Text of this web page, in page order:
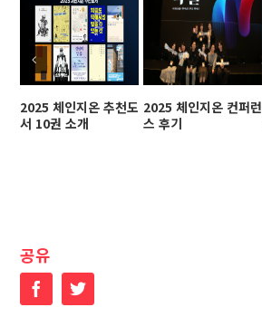
2025 체인지온 추천도
서 10권 소개
2025 체인지온 컨퍼런
스 후기
공유
FacebookTwitter